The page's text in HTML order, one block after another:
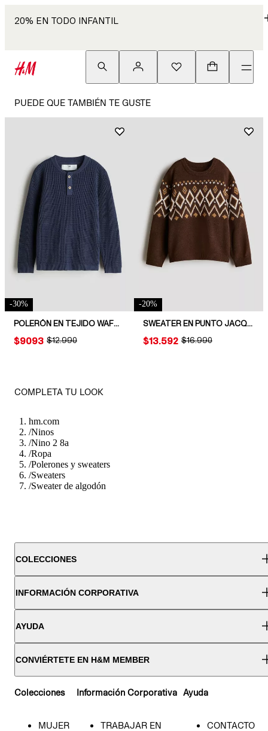
20% EN TODO INFANTIL
PUEDE QUE TAMBIÉN TE GUSTE
-30%
POLERÓN EN TEJIDO WAFFLE CON CUELLO HENLEY
ORIGINAL PRICE:
$12.990
PRICE:
$9093
-20%
SWEATER EN PUNTO JACQUARD
ORIGINAL PRICE:
$16.990
PRICE:
$13.592
COMPLETA TU LOOK
hm.com
/Ninos
/Nino 2 8a
/Ropa
/Polerones y sweaters
/Sweaters
/Sweater de algodón
COLECCIONES
INFORMACIÓN CORPORATIVA
AYUDA
CONVIÉRTETE EN H&M MEMBER
Colecciones
MUJER
Información Corporativa
TRABAJAR EN
Ayuda
CONTACTO